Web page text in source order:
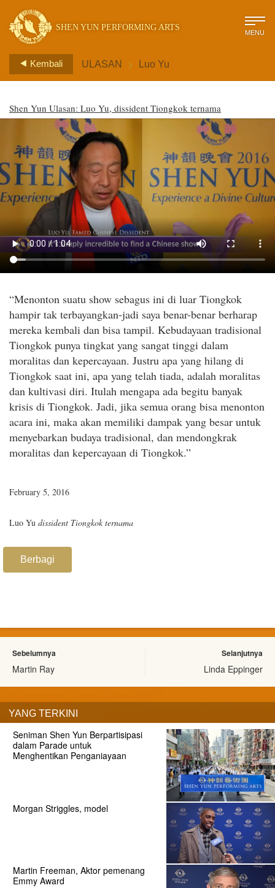
SHEN YUN PERFORMING ARTS MENU
Kembali ULASAN > Luo Yu
Shen Yun Ulasan: Luo Yu, dissident Tiongkok ternama
“Menonton suatu show sebagus ini di luar Tiongkok
hampir tak terbayangkan-jadi saya benar-benar berharap
mereka kembali dan bisa tampil. Kebudayaan tradisional
Tiongkok punya tingkat yang sangat tinggi dalam
moralitas dan kepercayaan. Justru apa yang hilang di
Tiongkok saat ini, apa yang telah tiada, adalah moralitas
dan kultivasi diri. Itulah mengapa ada begitu banyak
krisis di Tiongkok. Jadi, jika semua orang bisa menonton
acara ini, maka akan memiliki dampak yang besar untuk
menyebarkan budaya tradisional, dan mendongkrak
moralitas dan kepercayaan di Tiongkok.”
February 5, 2016
Luo Yu dissident Tiongkok ternama
Berbagi
Sebelumnya
Martin Ray
Selanjutnya
Linda Eppinger
YANG TERKINI
Seniman Shen Yun Berpartisipasi
dalam Parade untuk
Menghentikan Penganiayaan
Morgan Striggles, model
Martin Freeman, Aktor pemenang
Emmy Award